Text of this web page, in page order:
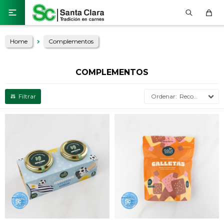

Home Complementos
COMPLEMENTOS
Recomendados